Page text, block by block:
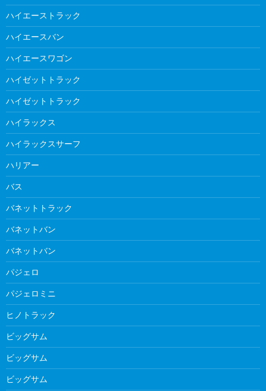
ハイエーストラック
ハイエースバン
ハイエースワゴン
ハイゼットトラック
ハイゼットトラック
ハイラックス
ハイラックスサーフ
ハリアー
バス
バネットトラック
バネットバン
バネットバン
パジェロ
パジェロミニ
ヒノトラック
ビッグサム
ビッグサム
ビッグサム